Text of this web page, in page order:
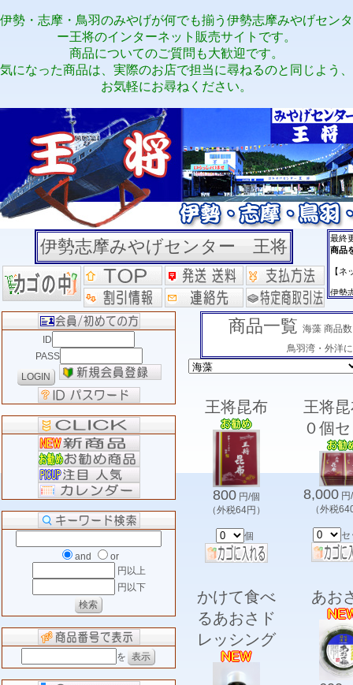
伊勢・志摩・鳥羽のみやげが何でも揃う伊勢志摩みやげセンタ
ー王将のインターネット販売サイトです。
商品についてのご質問も大歓迎です。
気になった商品は、実際のお店で担当に尋ねるのと同じよう、
お気軽にお尋ねください。
伊勢志摩みやげセンター 王将
ID
PASS
and
or
円以上
円以下
を
商品一覧 海藻 商品
鳥羽湾・外洋
王将昆布
800 円/個
（外税64円）
個
王将
０個
8,000
（外税
かけて食べ
るあおさド
レッシング
あお